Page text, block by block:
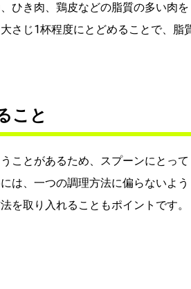
ひき肉、鶏皮などの脂質の多い肉を
さじ1杯程度にとどめることで、脂
こと
ことがあるため、スプーンにとって
は、一つの調理方法に偏らないよう
を取り入れることもポイントです。